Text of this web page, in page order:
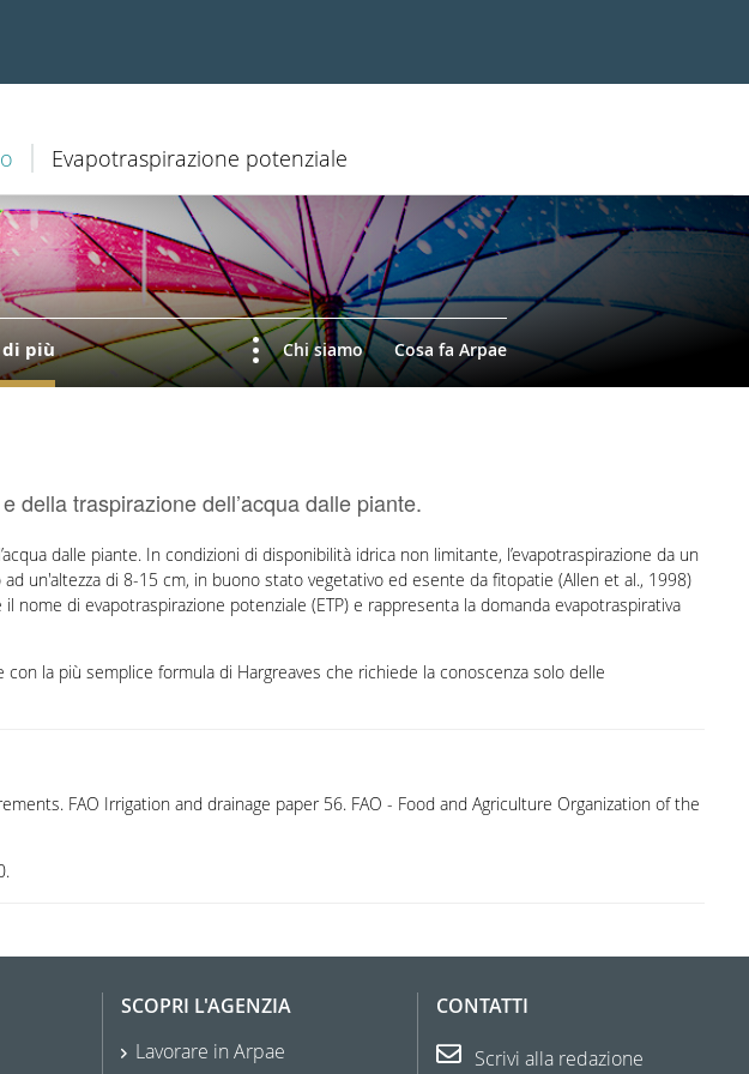
Evapotraspirazione potenziale
di più Chi siamo Cosa fa Arpae
della traspirazione dell’acqua dalle piante.
dalle piante. In condizioni di disponibilità idrica non limitante, l’evapotraspirazione da un
un'altezza di 8-15 cm, in buono stato vegetativo ed esente da fitopatie (Allen et al., 1998)
di evapotraspirazione potenziale (ETP) e rappresenta la domanda evapotraspirativa
la più semplice formula di Hargreaves che richiede la conoscenza solo delle
FAO Irrigation and drainage paper 56. FAO - Food and Agriculture Organization of the
SCOPRI L'AGENZIA
Lavorare in Arpae
CONTATTI
Scrivi alla redazione